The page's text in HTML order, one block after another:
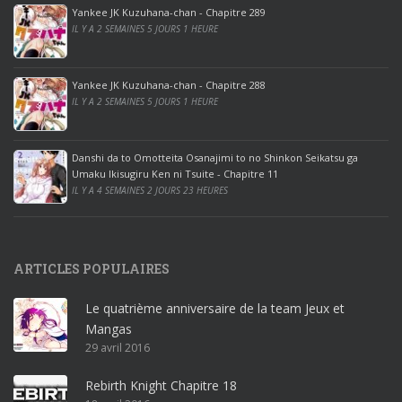
r
o
o
ff
i
c
e
2
0
1
r
o
ff
i
c
e
Yankee JK Kuzuhana-chan - Chapitre 289
IL Y A 2 SEMAINES 5 JOURS 1 HEURE
Yankee JK Kuzuhana-chan - Chapitre 288
IL Y A 2 SEMAINES 5 JOURS 1 HEURE
Danshi da to Omotteita Osanajimi to no Shinkon Seikatsu ga
Umaku Ikisugiru Ken ni Tsuite - Chapitre 11
IL Y A 4 SEMAINES 2 JOURS 23 HEURES
ARTICLES POPULAIRES
Le quatrième anniversaire de la team Jeux et
Mangas
29 avril 2016
Rebirth Knight Chapitre 18